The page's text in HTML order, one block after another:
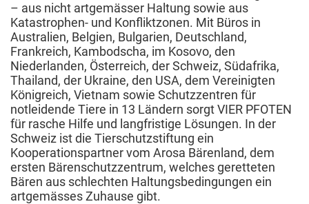
– aus nicht artgemässer Haltung sowie aus
Katastrophen- und Konfliktzonen. Mit Büros in
Australien, Belgien, Bulgarien, Deutschland,
Frankreich, Kambodscha, im Kosovo, den
Niederlanden, Österreich, der Schweiz, Südafrika,
Thailand, der Ukraine, den USA, dem Vereinigten
Königreich, Vietnam sowie Schutzzentren für
notleidende Tiere in 13 Ländern sorgt VIER PFOTEN
für rasche Hilfe und langfristige Lösungen. In der
Schweiz ist die Tierschutzstiftung ein
Kooperationspartner vom Arosa Bärenland, dem
ersten Bärenschutzzentrum, welches geretteten
Bären aus schlechten Haltungsbedingungen ein
artgemässes Zuhause gibt.